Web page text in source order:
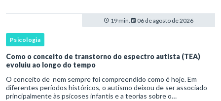
19 min. 06 de agosto de 2026
Psicologia
Como o conceito de transtorno do espectro autista (TEA)
evoluiu ao longo do tempo
O conceito de nem sempre foi compreendido como é hoje. Em
diferentes períodos históricos, o autismo deixou de ser associado
principalmente às psicoses infantis e a teorias sobre o